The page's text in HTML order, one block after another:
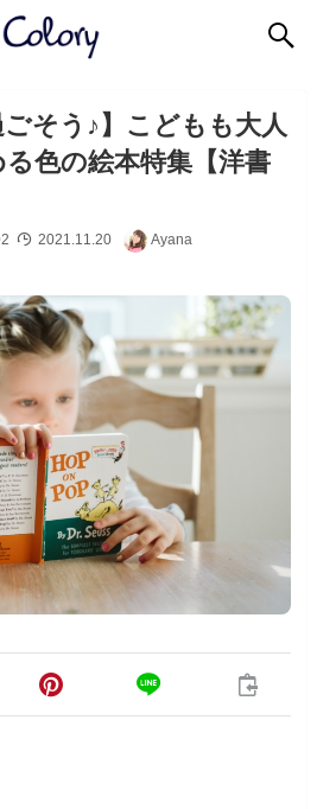
ごそう♪】こどもも大人
る色の絵本特集【洋書
2021.11.20 Ayana